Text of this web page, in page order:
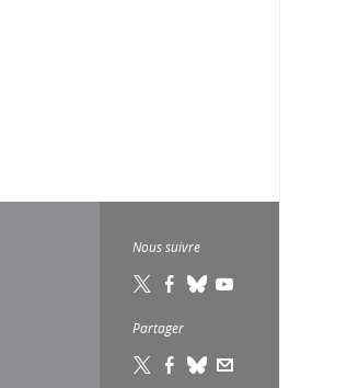
Nous suivre
Partager